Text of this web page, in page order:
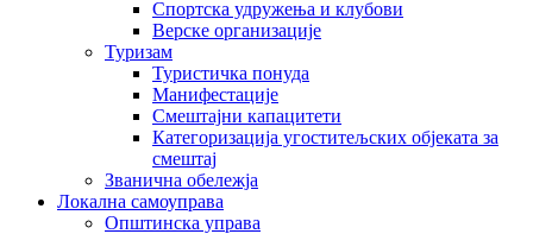
Спортска удружења и клубови
Верске организације
Туризам
Туристичка понуда
Манифестације
Смештајни капацитети
Категоризација угоститељских објеката за
смештај
Званична обележја
Локална самоуправа
Општинска управа